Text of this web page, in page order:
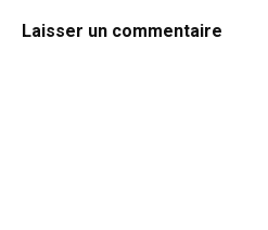
Laisser un commentaire